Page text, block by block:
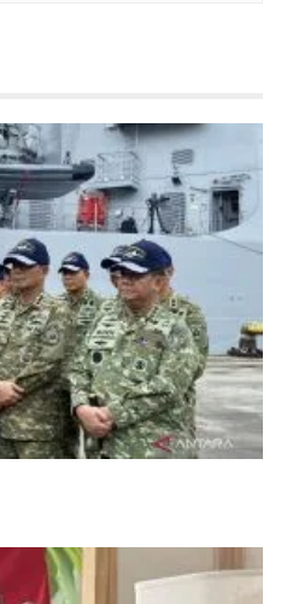
dari Italia-Turki untuk